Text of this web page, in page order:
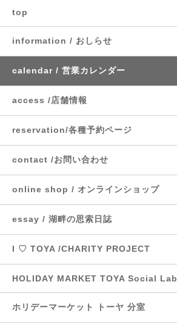
top
information / おしらせ
calendar / 営業カレンダー
access /店舗情報
reservation/各種予約ページ
contact /お問い合わせ
online shop / オンラインショップ
essay / 湖畔の思索日誌
I ♡ TOYA /CHARITY PROJECT
HOLIDAY MARKET TOYA Social Lab
ホリデーマーケット トーヤ 分室